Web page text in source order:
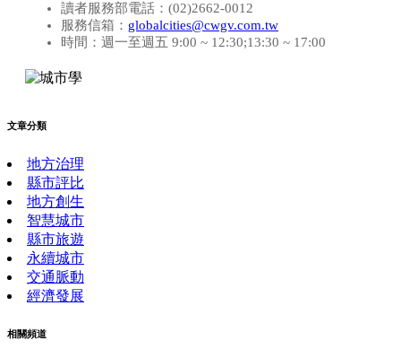
讀者服務部電話：(02)2662-0012
服務信箱： globalcities@cwgv.com.tw
時間：週一至週五 9:00 ~ 12:30;13:30 ~ 17:00
文章分類
地方治理
縣市評比
地方創生
智慧城市
縣市旅遊
永續城市
交通脈動
經濟發展
相關頻道